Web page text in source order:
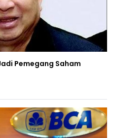
Pemegang Saham